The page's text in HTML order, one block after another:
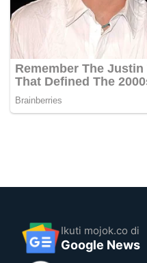
Ikuti mojok.co di
Google News